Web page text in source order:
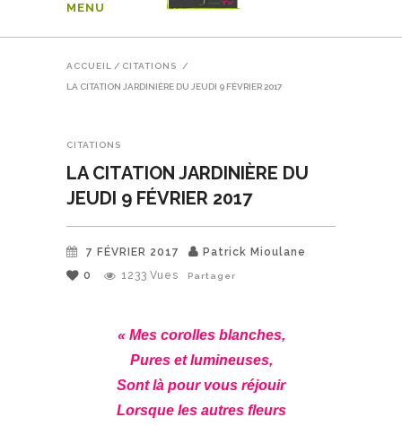
MENU
ACCUEIL / CITATIONS /
LA CITATION JARDINIÈRE DU JEUDI 9 FÉVRIER 2017
CITATIONS
LA CITATION JARDINIÈRE DU
JEUDI 9 FÉVRIER 2017
7 FÉVRIER 2017
Patrick Mioulane
0
1233 Vues Partager
« Mes corolles blanches,
Pures et lumineuses,
Sont là pour vous réjouir
Lorsque les autres fleurs